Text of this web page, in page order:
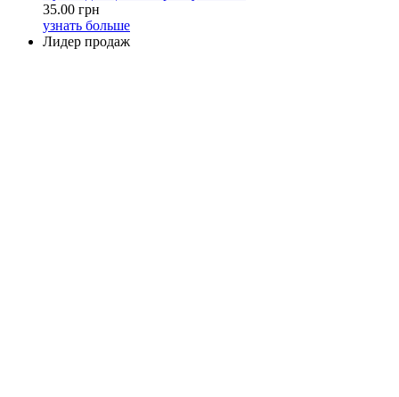
35.00 грн
узнать больше
Лидер продаж